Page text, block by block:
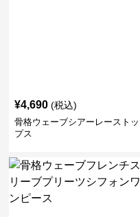
¥4,690 (税込)
骨格ウェーブシアーレーストッ
プス